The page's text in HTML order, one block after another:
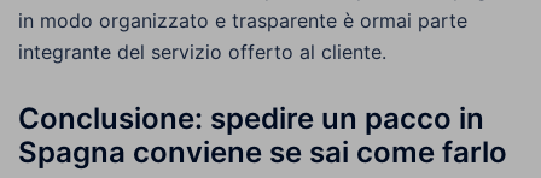
in modo organizzato e trasparente è ormai parte
integrante del servizio offerto al cliente.
Conclusione: spedire un pacco in
Spagna conviene se sai come farlo